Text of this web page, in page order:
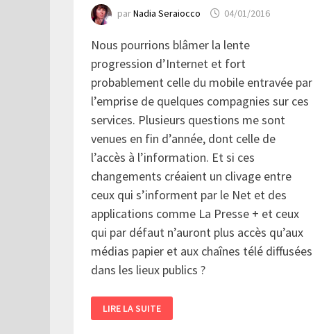
parNadia Seraiocco 04/01/2016
Nous pourrions blâmer la lente
progression d’Internet et fort
probablement celle du mobile entravée par
l’emprise de quelques compagnies sur ces
services. Plusieurs questions me sont
venues en fin d’année, dont celle de
l’accès à l’information. Et si ces
changements créaient un clivage entre
ceux qui s’informent par le Net et des
applications comme La Presse + et ceux
qui par défaut n’auront plus accès qu’aux
médias papier et aux chaînes télé diffusées
dans les lieux publics ?
:
EN
LIRE LA SUITE